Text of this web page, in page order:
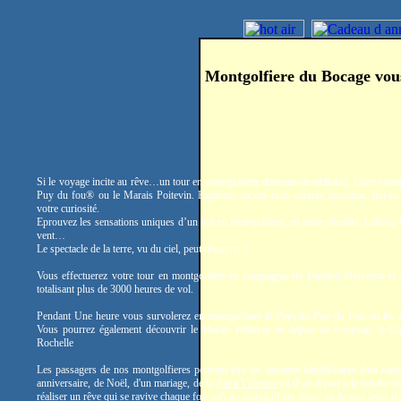
Montgolfiere du Bocage
Si le voyage incite au rêve…un tour en montgolfiere demeure inoubliable. Libre
Puy du fou® ou le Marais Poitevin. Explorez encore cette contrée inconnue, qui en
votre curiosité.
Eprouvez les sensations uniques d’un vol en montgolfiere, en toute sécurité.
vent…
Le spectacle de la terre, vu du ciel, peut démarrer !
Vous effectuerez votre tour en montgolfiere en compagnie de Damien Merceron
totalisant plus de 3000 heures de vol.
Pendant Une heure vous survolerez en montgolfiere le Pays du Puy du Fou ou les
Vous pourrez également découvrir le Marais Poitevin au départ de Fontenay le
Rochelle
Les passagers de nos montgolfieres peuvent être les heureux bénéficiaires d'un
anniversaire, de Noël, d'un mariage, de la Saint Valentin ou d'un départ à la
réaliser un rêve qui se ravive chaque fois qu'une montgolfière passe au dessus leurs